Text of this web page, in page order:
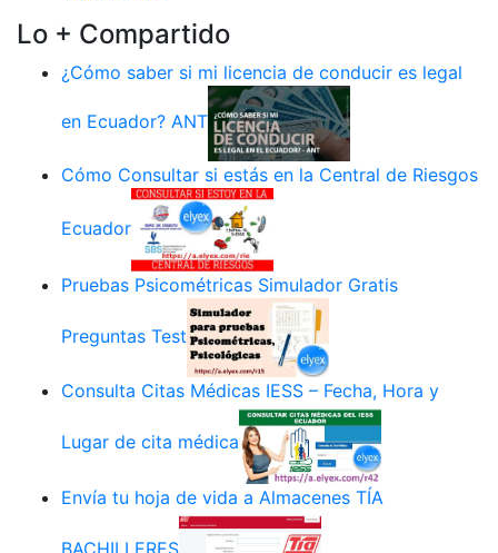
Lo + Compartido
¿Cómo saber si mi licencia de conducir es legal
en Ecuador? ANT
Cómo Consultar si estás en la Central de Riesgos
Ecuador
Pruebas Psicométricas Simulador Gratis
Preguntas Test
Consulta Citas Médicas IESS – Fecha, Hora y
Lugar de cita médica
Envía tu hoja de vida a Almacenes TÍA